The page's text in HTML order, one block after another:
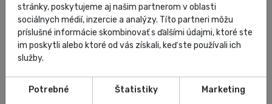
Najnovšie články
stránky, poskytujeme aj našim partnerom v oblasti
sociálnych médií, inzercie a analýzy. Títo partneri môžu
príslušné informácie skombinovať s ďalšími údajmi, ktoré ste
im poskytli alebo ktoré od vás získali, keď ste používali ich
služby.
Potrebné Štatistiky Marketing